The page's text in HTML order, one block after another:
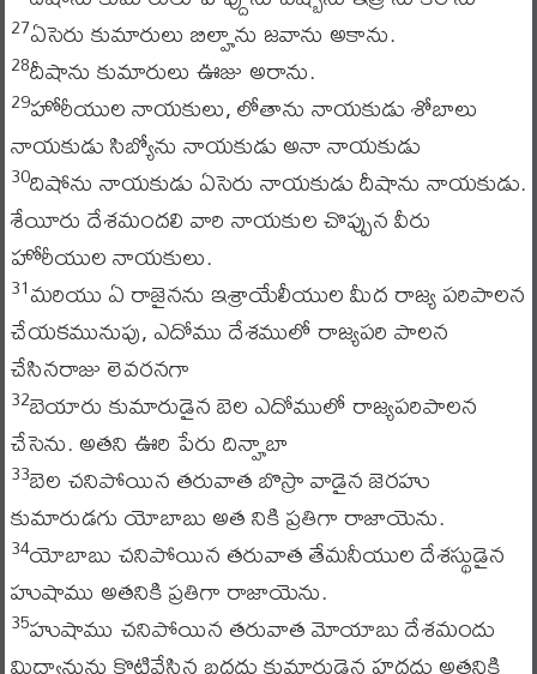
27ఏసెరు కుమారులు బిల్హాను జవాను అకాను.
28దీషాను కుమారులు ఊజు అరాను.
29హోరీయుల నాయకులు, లోతాను నాయకుడు శోబాలు
నాయకుడు సిబ్యోను నాయకుడు అనా నాయకుడు
30దిషోను నాయకుడు ఏసెరు నాయకుడు దీషాను నాయకుడు.
శేయీరు దేశమందలి వారి నాయకుల చొప్పున వీరు
హోరీయుల నాయకులు.
31మరియు ఏ రాజైనను ఇశ్రాయేలీయుల మీద రాజ్య పరిపాలన
చేయకమునుపు, ఎదోము దేశములో రాజ్యపరి పాలన
చేసినరాజు లెవరనగా
32బెయారు కుమారుడైన బెల ఎదోములో రాజ్యపరిపాలన
చేసెను. అతని ఊరి పేరు దిన్హాబా
33బెల చనిపోయిన తరువాత బొస్రా వాడైన జెరహు
కుమారుడగు యోబాబు అత నికి ప్రతిగా రాజాయెను.
34యోబాబు చనిపోయిన తరువాత తేమనీయుల దేశస్థుడైన
హుషాము అతనికి ప్రతిగా రాజాయెను.
35హుషాము చనిపోయిన తరువాత మోయాబు దేశమందు